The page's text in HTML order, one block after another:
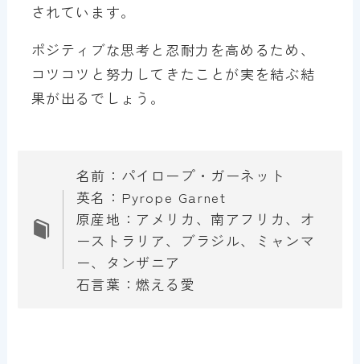
されています。
ポジティブな思考と忍耐力を高めるため、
コツコツと努力してきたことが実を結ぶ結
果が出るでしょう。
名前：パイロープ・ガーネット
英名：Pyrope Garnet
原産地：アメリカ、南アフリカ、オ
ーストラリア、ブラジル、ミャンマ
ー、タンザニア
石言葉：燃える愛